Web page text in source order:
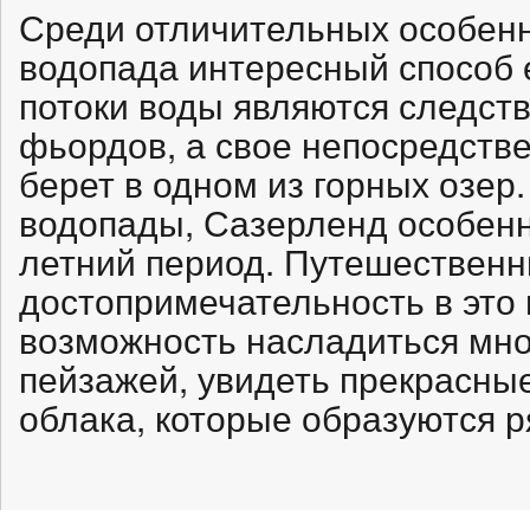
Среди отличительных
водопада интересный
потоки воды являются
фьордов, а свое
берет в одном из горных
водопады, Сазерленд
летний период.
достопримечательность в
возможность насладиться
пейзажей, увидеть
облака, которые образуются